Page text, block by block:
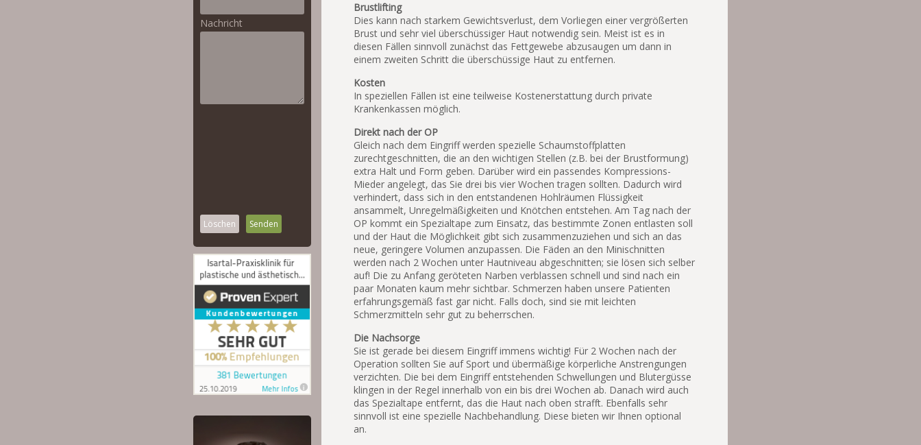
Nachricht
Löschen Senden
Brustlifting
Dies kann nach starkem Gewichtsverlust, dem Vorliegen einer vergrößerten
Brust und sehr viel überschüssiger Haut notwendig sein. Meist ist es in
diesen Fällen sinnvoll zunächst das Fettgewebe abzusaugen um dann in
einem zweiten Schritt die überschüssige Haut zu entfernen.
Kosten
In speziellen Fällen ist eine teilweise Kostenerstattung durch private
Krankenkassen möglich.
Direkt nach der OP
Gleich nach dem Eingriff werden spezielle Schaumstoffplatten
zurechtgeschnitten, die an den wichtigen Stellen (z.B. bei der Brustformung)
extra Halt und Form geben. Darüber wird ein passendes Kompressions-
Mieder angelegt, das Sie drei bis vier Wochen tragen sollten. Dadurch wird
verhindert, dass sich in den entstandenen Hohlräumen Flüssigkeit
ansammelt, Unregelmäßigkeiten und Knötchen entstehen. Am Tag nach der
OP kommt ein Spezialtape zum Einsatz, das bestimmte Zonen entlasten soll
und der Haut die Möglichkeit gibt sich zusammenzuziehen und sich an das
neue, geringere Volumen anzupassen. Die Fäden an den Minischnitten
werden nach 2 Wochen unter Hautniveau abgeschnitten; sie lösen sich selber
auf! Die zu Anfang geröteten Narben verblassen schnell und sind nach ein
paar Monaten kaum mehr sichtbar. Schmerzen haben unsere Patienten
erfahrungsgemäß fast gar nicht. Falls doch, sind sie mit leichten
Schmerzmitteln sehr gut zu beherrschen.
Die Nachsorge
Sie ist gerade bei diesem Eingriff immens wichtig! Für 2 Wochen nach der
Operation sollten Sie auf Sport und übermäßige körperliche Anstrengungen
verzichten. Die bei dem Eingriff entstehenden Schwellungen und Blutergüsse
klingen in der Regel innerhalb von ein bis drei Wochen ab. Danach wird auch
das Spezialtape entfernt, das die Haut nach oben strafft. Ebenfalls sehr
sinnvoll ist eine spezielle Nachbehandlung. Diese bieten wir Ihnen optional
an.